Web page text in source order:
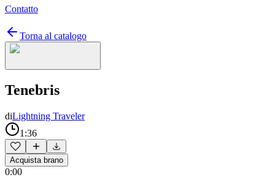
Contatto
Torna al catalogo
Tenebris
diLightning Traveler
1:36
Acquista brano
0:00